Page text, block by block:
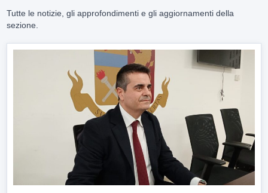
Tutte le notizie, gli approfondimenti e gli aggiornamenti della
sezione.